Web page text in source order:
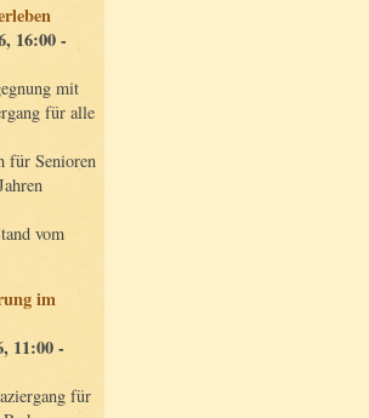
16:00 -
mit
für alle
für Senioren
vom
im
11:00 -
für